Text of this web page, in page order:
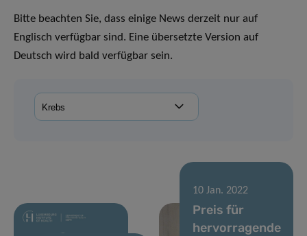
Bitte beachten Sie, dass einige News derzeit nur auf
Englisch verfügbar sind. Eine übersetzte Version auf
Deutsch wird bald verfügbar sein.
10 Jan. 2022
Preis für
hervorragende